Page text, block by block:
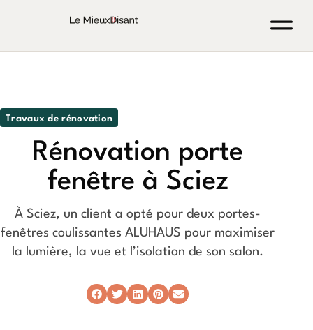
Travaux de rénovation
Rénovation porte
fenêtre à Sciez
À Sciez, un client a opté pour deux portes-
fenêtres coulissantes ALUHAUS pour maximiser
la lumière, la vue et l’isolation de son salon.